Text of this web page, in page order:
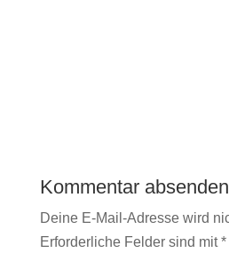
Kommentar absenden
Deine E-Mail-Adresse wird
Erforderliche Felder sind mit*